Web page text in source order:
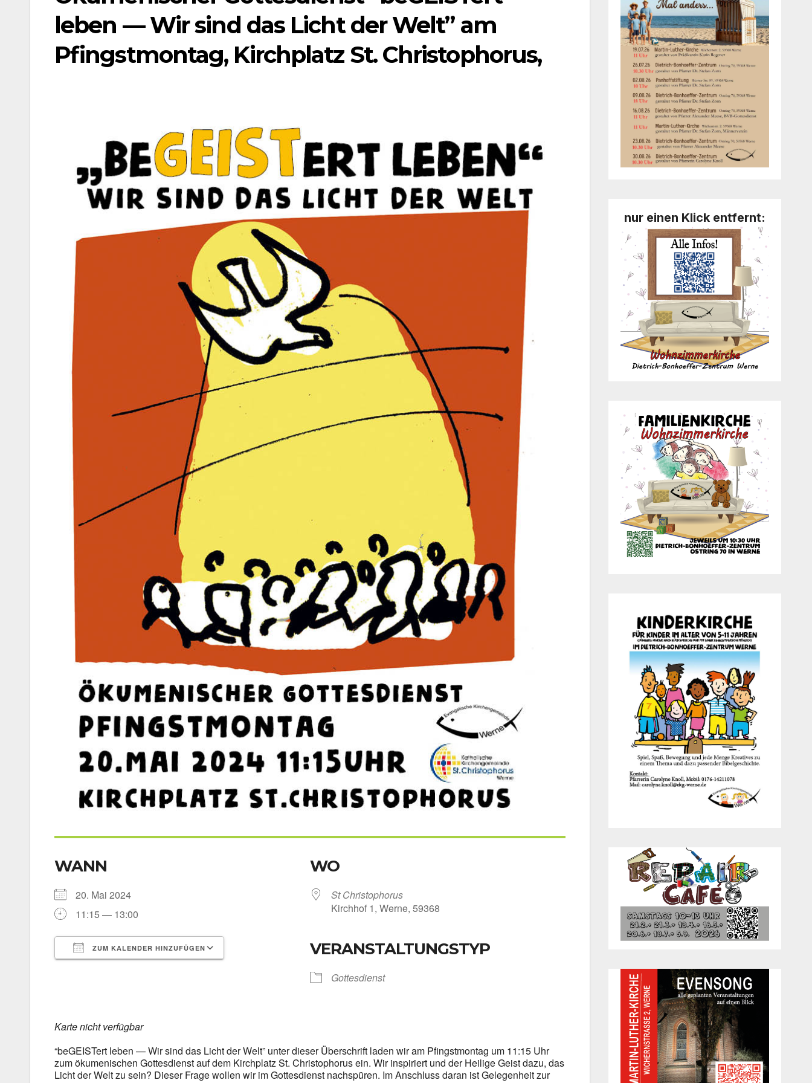
leben — Wir sind das Licht der Welt” am
Pfingstmontag, Kirchplatz St. Christophorus,
WANN
20. Mai 2024
11:15 — 13:00
ZUM KALENDER HINZUFÜGEN
Out­look Live
WO
St Chris­to­pho­rus
Kirch­hof 1, Wer­ne, 59368
VERANSTALTUNGSTYP
Got­tes­dienst
Kar­te nicht ver­füg­bar
“beGEIS­Tert leben — Wir sind das Licht der Welt” unter die­ser Über­schrift laden wir am Pfingst­mon­tag um 11:15 Uhr
zum öku­me­ni­schen Got­tes­dienst auf dem Kirch­platz St. Chris­to­pho­rus ein. Wir inspi­riert und der Hei­li­ge Geist dazu, das
Licht der Welt zu sein? Die­ser Fra­ge wol­len wir im Got­tes­dienst nach­spü­ren. Im Anschluss dar­an ist Gele­gen­heit zur
nur einen Klick entfernt: